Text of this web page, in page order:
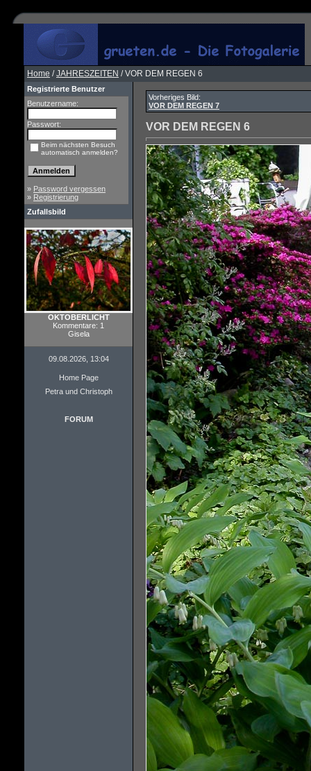
Home /JAHRESZEITEN / VOR DEM REGEN 6
Registrierte Benutzer
Benutzername:
Passwort:
Beim nächsten Besuch
automatisch anmelden?
» Password vergessen
» Registrierung
Zufallsbild
OKTOBERLICHT
Kommentare: 1
Gisela
09.08.2026, 13:04
Home Page
Petra und Christoph
FORUM
Vorheriges Bild:
VOR DEM REGEN 7
VOR DEM REGEN 6